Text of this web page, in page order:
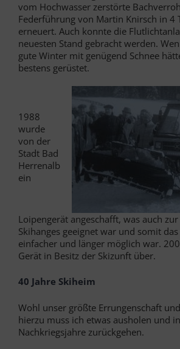
vom Hochwasser zerstörte
Federführung von Martin Knirsch in 4
erneuert. Auch konnte die
neuesten Stand gebracht werden.
gute Winter mit genügend Schnee
bestens gerüstet.
1988
wurde
von der
Stadt Bad
Herrenalb
ein
Loipengerät angeschafft, was auch
Skihanges geeignet war und somit
einfacher und länger möglich war.
Gerät in Besitz der Skizunft über.
40 Jahre Skiheim
Wohl unser größte Errungenschaft
hierzu muss ich etwas ausholen und
Nachkriegsjahre zurückgehen.